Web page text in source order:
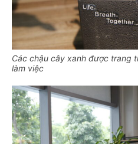
Các chậu cây xanh được trang
làm việc